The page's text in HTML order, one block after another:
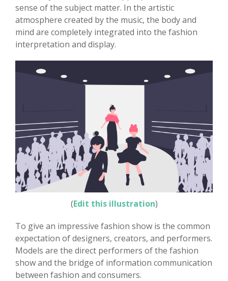
sense of the subject matter. In the artistic
atmosphere created by the music, the body and
mind are completely integrated into the fashion
interpretation and display.
(Edit this illustration)
To give an impressive fashion show is the common
expectation of designers, creators, and performers.
Models are the direct performers of the fashion
show and the bridge of information communication
between fashion and consumers.